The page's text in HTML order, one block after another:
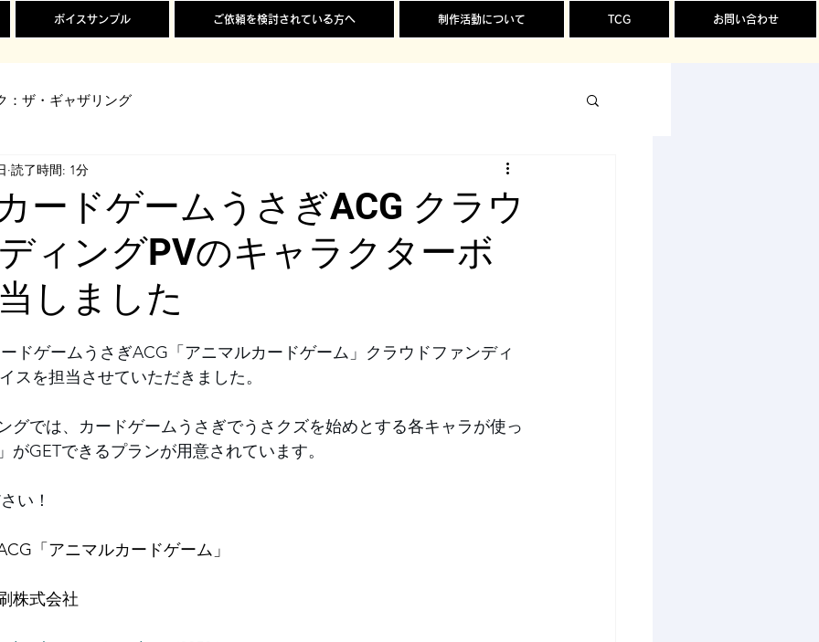
ボイスサンプル ご依頼を検討されている方へ 制作活動について TCG お問い合わせ
：ザ・ギャザリング
ードゲームうさぎACG クラウ
ィングPVのキャラクターボ
しました
読了時間: 1分
ドゲームうさぎACG「アニマルカードゲーム」クラウドファンディ
スを担当させていただきました。
グでは、カードゲームうさぎでうさクズを始めとする各キャラが使っ
がGETできるプランが用意されています。
い！
「アニマルカードゲーム」
株式会社